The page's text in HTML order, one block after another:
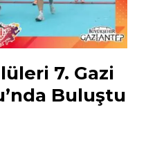
7. Gazi
Buluştu